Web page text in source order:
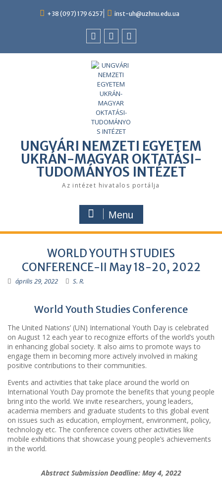
+38 (097) 179 6257 inst-uh@uzhnu.edu.ua
UNGVÁRI NEMZETI EGYETEM
UKRÁN-MAGYAR OKTATÁSI-
TUDOMÁNYOS INTÉZET
Az intézet hivatalos portálja
Menu
WORLD YOUTH STUDIES
CONFERENCE-II May 18-20, 2022
április 29, 2022 S. R.
World Youth Studies Conference
The United Nations’ (UN) International Youth Day is celebrated
on August 12 each year to recognize efforts of the world’s youth
in enhancing global society. It also aims to promote ways to
engage them in becoming more actively involved in making
positive contributions to their communities.
Events and activities that take place around the world on
International Youth Day promote the benefits that young people
bring into the world. We invite researchers, young leaders,
academia members and graduate students to this global event
on issues such as education, employment, environment, policy,
technology etc. The conference covers other activities like
mobile exhibitions that showcase young people’s achievements
in the world.
Abstract Submission Deadline: May 4, 2022